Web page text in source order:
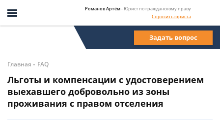
Романов Артём- Юрист по гражданскому праву
Спросить юриста
Задать вопрос
Главная - FAQ
Льготы и компенсации с удостоверением
выехавшего добровольно из зоны
проживания с правом отселения